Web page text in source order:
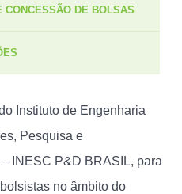
CONCESSÃO DE BOLSAS
Instituto de Engenharia
Pesquisa e
INESC P&D BRASIL, para
no âmbito do